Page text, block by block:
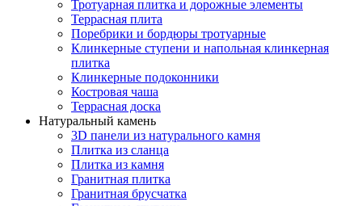
Тротуарная плитка и дорожные элементы
Террасная плита
Поребрики и бордюры тротуарные
Клинкерные ступени и напольная клинкерная
плитка
Клинкерные подоконники
Костровая чаша
Террасная доска
Натуральный камень
3D панели из натурального камня
Плитка из сланца
Плитка из камня
Гранитная плитка
Гранитная брусчатка